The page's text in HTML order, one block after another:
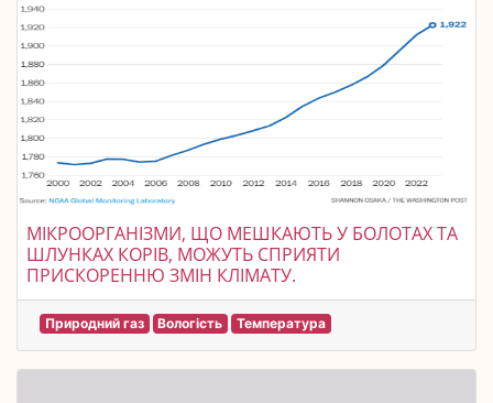
МІКРООРГАНІЗМИ, ЩО МЕШКАЮТЬ У БОЛОТАХ ТА
ШЛУНКАХ КОРІВ, МОЖУТЬ СПРИЯТИ
ПРИСКОРЕННЮ ЗМІН КЛІМАТУ.
Природний газ Вологість Температура